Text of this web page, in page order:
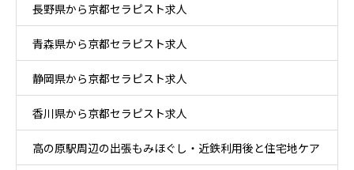
長野県から京都セラピスト求人
青森県から京都セラピスト求人
静岡県から京都セラピスト求人
香川県から京都セラピスト求人
高の原駅周辺の出張もみほぐし・近鉄利用後と住宅地ケア